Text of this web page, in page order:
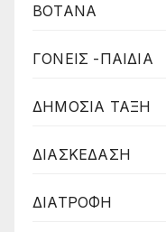
ΒΟΤΑΝΑ
ΓΟΝΕΙΣ -ΠΑΙΔΙΑ
ΔΗΜΟΣΙΑ ΤΑΞΗ
ΔΙΑΣΚΕΔΑΣΗ
ΔΙΑΤΡΟΦΗ